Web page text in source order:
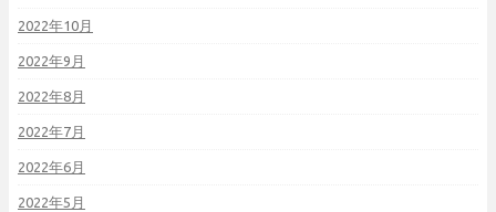
2022年10月
2022年9月
2022年8月
2022年7月
2022年6月
2022年5月